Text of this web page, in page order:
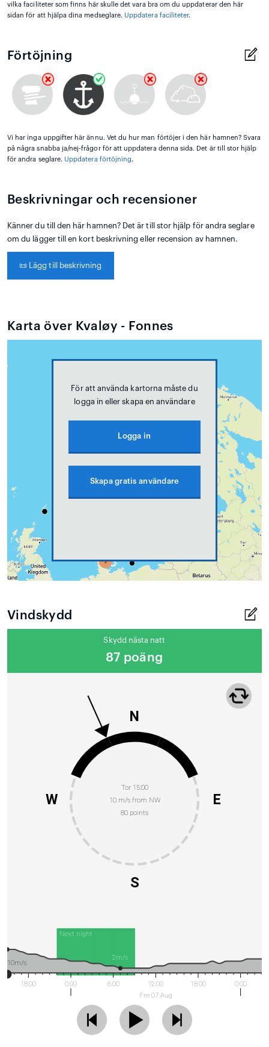
vilka faciliteter som finns här skulle det vara bra om du uppdaterar den här
sidan för att hjälpa dina medseglare. Uppdatera faciliteter.
Förtöjning
Vi har inga uppgifter här ännu. Vet du hur man förtöjer i den här hamnen? Svara
på några snabba ja/nej-frågor för att uppdatera denna sida. Det är till stor hjälp
för andra seglare. Uppdatera förtöjning.
Beskrivningar och recensioner
Känner du till den här hamnen? Det är till stor hjälp för andra seglare
om du lägger till en kort beskrivning eller recension av hamnen.
📜 Lägg till beskrivning
Karta över Kvaløy - Fonnes
För att använda kartorna måste du
logga in eller skapa en användare
Logga in
Skapa gratis användare
Vindskydd
Skydd nästa natt
87 poäng
Tor 15:00
10 m/s from NW
80 points
N
E
S
W
Next night
18:00 0:00 6:00
12:00
Fre 07 Aug
18:00 0:00
10m/s
2m/s